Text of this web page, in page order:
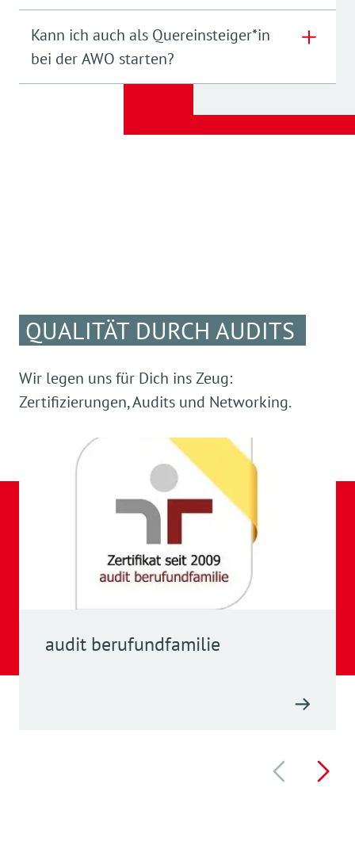
Kann ich auch als Quereinsteiger*in
bei der AWO starten?
Stellenanzeige deines Wunschberufes ab.
QUALITÄT DURCH AUDITS
Wir legen uns für Dich ins Zeug:
Zertifizierungen, Audits und Networking.
audit berufundfamilie